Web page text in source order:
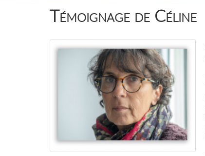
Témoignage de Céline